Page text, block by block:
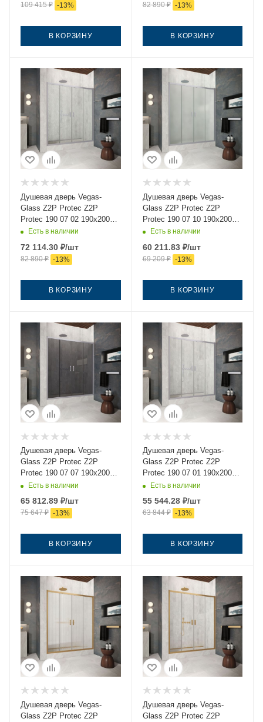
109 415₽ -13%
В КОРЗИНУ
82 890₽ -13%
В КОРЗИНУ
Душевая дверь Vegas-
Glass Z2P Protec Z2P
Protec 190 07 02 190х200
стекло рифленое профиль
Есть в наличии
72 114.30 ₽/шт
82 890₽ -13%
В КОРЗИНУ
Душевая дверь Vegas-
Glass Z2P Protec Z2P
Protec 190 07 10 190х200
стекло матовое профиль
Есть в наличии
60 211.83₽/шт
69 209₽ -13%
В КОРЗИНУ
Душевая дверь Vegas-
Glass Z2P Protec Z2P
Protec 190 07 07 190х200
стекло тонированное
профиль хром
Есть в наличии
65 812.89 ₽/шт
75 647₽ -13%
В КОРЗИНУ
Душевая дверь Vegas-
Glass Z2P Protec Z2P
Protec 190 07 01 190х200
стекло прозрачное
профиль хром
Есть в наличии
55 544.28₽/шт
63 844₽ -13%
В КОРЗИНУ
Душевая дверь Vegas-
Glass Z2P Protec Z2P
Душевая дверь Vegas-
Glass Z2P Protec Z2P